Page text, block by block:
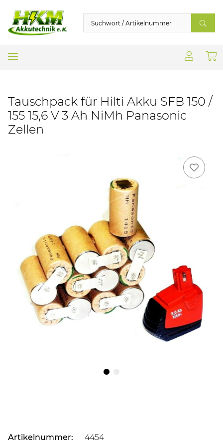
Tauschpack für Hilti Akku SFB 150 /
155 15,6 V 3 Ah NiMh Panasonic
Zellen
Artikelnummer:
4454